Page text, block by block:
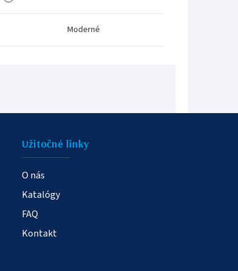
Moderné
Užitočné linky
O nás
Katalógy
FAQ
Kontakt